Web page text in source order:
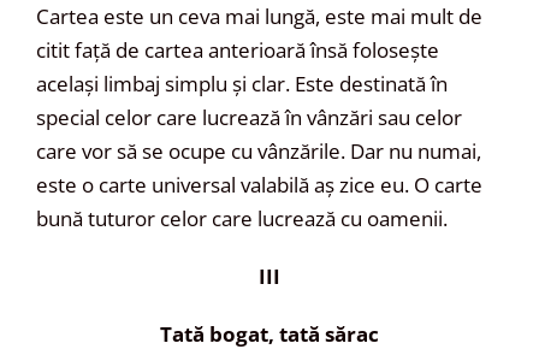
Cartea este un ceva mai lungă, este mai mult de
citit față de cartea anterioară însă folosește
același limbaj simplu și clar. Este destinată în
special celor care lucrează în vânzări sau celor
care vor să se ocupe cu vânzările. Dar nu numai,
este o carte universal valabilă aș zice eu. O carte
bună tuturor celor care lucrează cu oamenii.
III
Tată bogat, tată sărac